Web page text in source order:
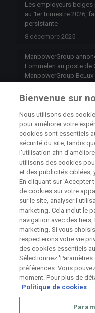
Les employeurs
au 1er trimestre 2026,
persistante
8 décembre 2025
ManpowerGroup
Lommelen au poste de
ManpowerGroup BeLux
Jobs
Branch Manager
Namur Temps plein
Branch Manager
Anderlecht Temps
Job étudiant – HR
Anderlecht
Bienvenue sur
Nous utilisons des
pour améliorer votre
cookies sont essentiels
sécurité du site, tandis
l'utilisation afin
utilisons des cookies
et des publicités ciblées,
En cliquant sur 'Accepter
de cookies sur votre
sur le site, analyser
marketing. Cela inclut le
navigation avec des
marketing. Si vous
respecterons votre vie
des cookies essentiels
Sélectionnez
préférences. Vous
moment. Pour plus de
Politique de cookies